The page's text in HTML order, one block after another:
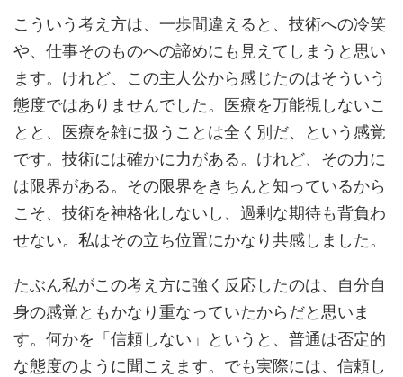
こういう考え方は、一歩間違えると、技術への冷笑
や、仕事そのものへの諦めにも見えてしまうと思い
ます。けれど、この主人公から感じたのはそういう
態度ではありませんでした。医療を万能視しないこ
とと、医療を雑に扱うことは全く別だ、という感覚
です。技術には確かに力がある。けれど、その力に
は限界がある。その限界をきちんと知っているから
こそ、技術を神格化しないし、過剰な期待も背負わ
せない。私はその立ち位置にかなり共感しました。
たぶん私がこの考え方に強く反応したのは、自分自
身の感覚ともかなり重なっていたからだと思いま
す。何かを「信頼しない」というと、普通は否定的
な態度のように聞こえます。でも実際には、信頼し